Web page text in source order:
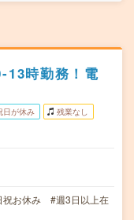
13時勤務！電
日が休み 残業なし
祝お休み #週3日以上在